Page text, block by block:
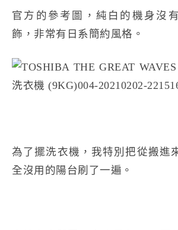
官方的參考圖，純白的機身沒
飾，非常有日系簡約風格。
為了擺洗衣機，我特別把從搬進
全沒用的陽台刷了一遍。